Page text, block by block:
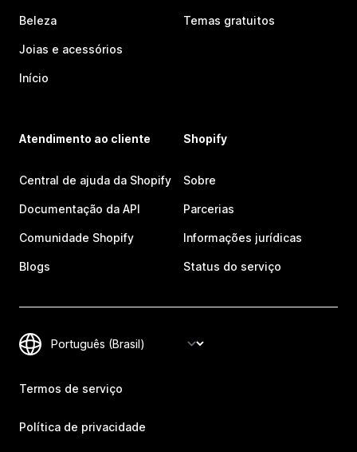
Beleza
Joias e acessórios
Início
Temas gratuitos
Atendimento ao cliente
Central de ajuda da Shopify
Documentação da API
Comunidade Shopify
Blogs
Shopify
Sobre
Parcerias
Informações jurídicas
Status do serviço
Termos de serviço
Política de privacidade